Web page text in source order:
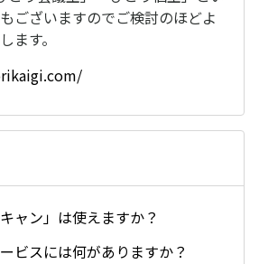
ございますのでご検討のほどよ
ます。
ャン」は使えますか？
ビスには何がありますか？